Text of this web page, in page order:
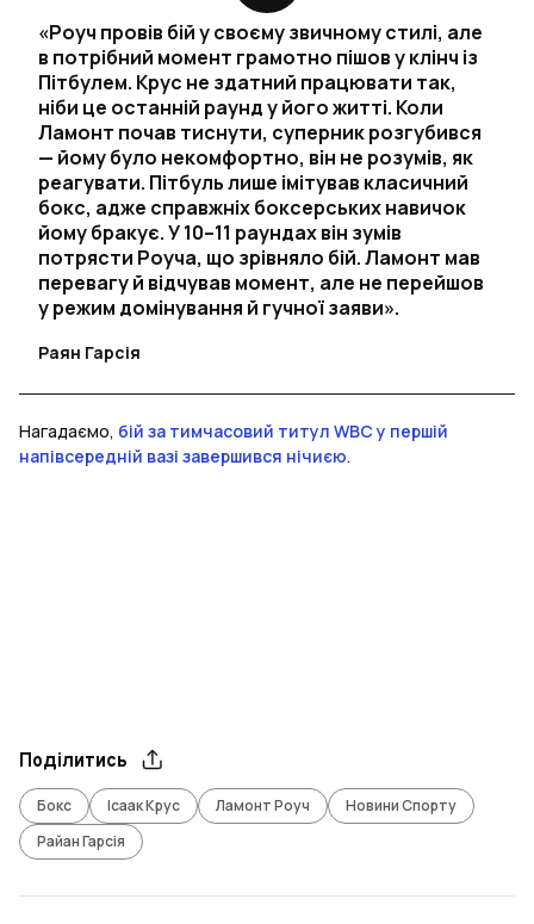
«Роуч провів бій у своєму звичному стилі, але
в потрібний момент грамотно пішов у клінч із
Пітбулем. Крус не здатний працювати так,
ніби це останній раунд у його житті. Коли
Ламонт почав тиснути, суперник розгубився
— йому було некомфортно, він не розумів, як
реагувати. Пітбуль лише імітував класичний
бокс, адже справжніх боксерських навичок
йому бракує. У 10–11 раундах він зумів
потрясти Роуча, що зрівняло бій. Ламонт мав
перевагу й відчував момент, але не перейшов
у режим домінування й гучної заяви».
Раян Гарсія
Нагадаємо, бій за тимчасовий титул WBC у першій
напівсередній вазі завершився нічиєю.
Поділитись
Бокс Ісаак Крус Ламонт Роуч
Новини Спорту
Райан Гарсія